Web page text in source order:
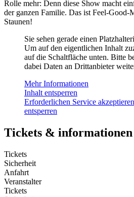
Rolle mehr: Denn diese Show macht
der ganzen Familie. Das ist Feel-Good-
Staunen!
Sie sehen gerade einen
Um auf den eigentlichen Inhalt
auf die Schaltfläche unten. Bitte
dabei Daten an Drittanbieter
Mehr Informationen
Inhalt entsperren
Erforderlichen Service
entsperren
Tickets & informationen
Tickets
Sicherheit
Anfahrt
Veranstalter
Tickets